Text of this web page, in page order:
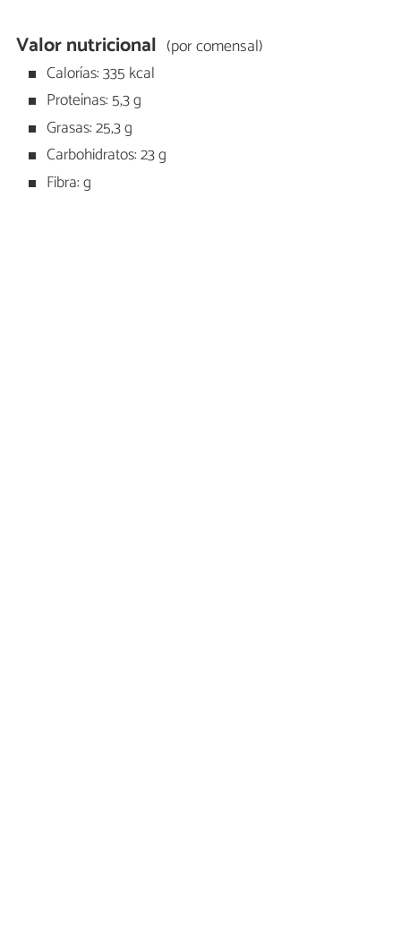
Valor nutricional (por comensal)
Calorías: 335 kcal
Proteínas: 5,3 g
Grasas: 25,3 g
Carbohidratos: 23 g
Fibra: g